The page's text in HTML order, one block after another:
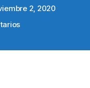
2, 2020
en